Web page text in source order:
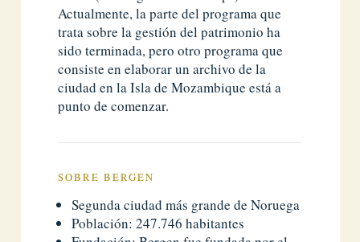
Actualmente, la parte del programa que
trata sobre la gestión del patrimonio ha
sido terminada, pero otro programa que
consiste en elaborar un archivo de la
ciudad en la Isla de Mozambique está a
punto de comenzar.
SOBRE BERGEN
Segunda ciudad más grande de Noruega
Población: 247.746 habitantes